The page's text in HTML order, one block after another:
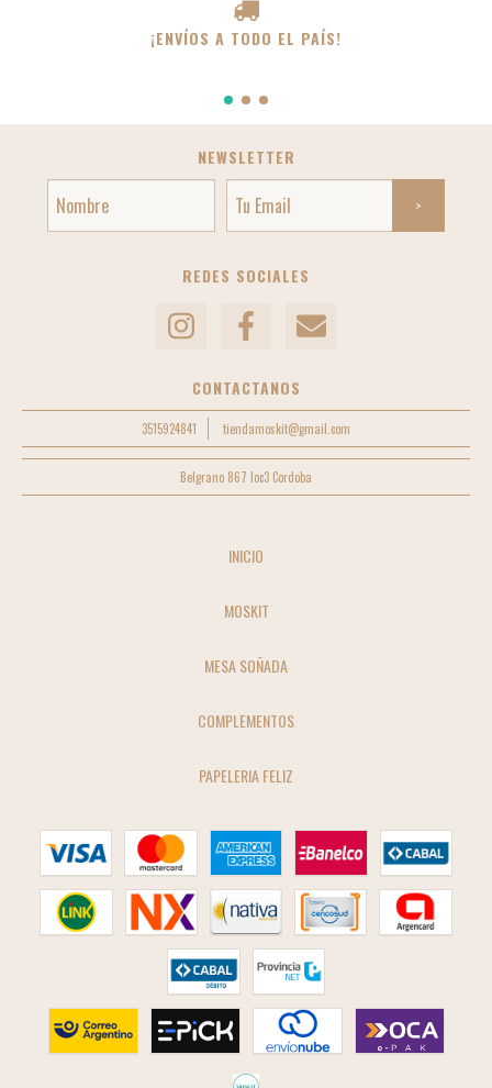
¡ENVÍOS A TODO EL PAÍS!
NEWSLETTER
REDES SOCIALES
CONTACTANOS
3515924841 tiendamoskit@gmail.com
Belgrano 867 loc3 Cordoba
INICIO
MOSKIT
MESA SOÑADA
COMPLEMENTOS
PAPELERIA FELIZ